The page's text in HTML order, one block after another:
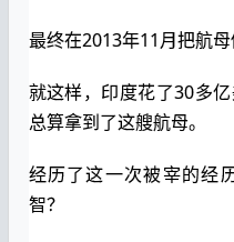
最终在2013年11月把航母
就这样，印度花了30多
总算拿到了这艘航母。
经历了这一次被宰的经
智？